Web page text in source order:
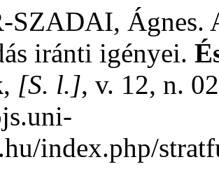
SZADAI, Ágnes.
iránti igényei.
, [S. l.], v. 12, n.
index.php/